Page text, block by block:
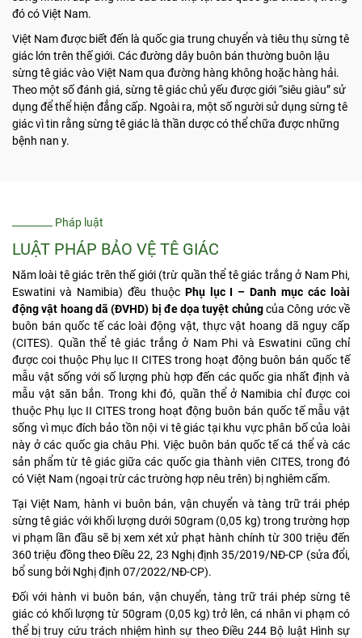
đó có Việt Nam.
Việt Nam được biết đến là quốc gia trung chuyển và tiêu thụ sừng tê
giác lớn trên thế giới. Các đường dây buôn bán thường buôn lậu
sừng tê giác vào Việt Nam qua đường hàng không hoặc hàng hải.
Theo một số đánh giá, sừng tê giác chủ yếu được giới “siêu giàu” sử
dụng để thể hiện đẳng cấp. Ngoài ra, một số người sử dụng sừng tê
giác vì tin rằng sừng tê giác là thần dược có thể chữa được những
bệnh nan y.
Pháp luật
LUẬT PHÁP BẢO VỆ TÊ GIÁC
Năm loài tê giác trên thế giới (trừ quần thể tê giác trắng ở Nam Phi,
Eswatini và Namibia) đều thuộc Phụ lục I – Danh mục các loài
động vật hoang dã (ĐVHD) bị đe dọa tuyệt chủngcủa Công ước về
buôn bán quốc tế các loài động vật, thực vật hoang dã nguy cấp
(CITES). Quần thể tê giác trắng ở Nam Phi và Eswatini cũng chỉ
được coi thuộc Phụ lục II CITES trong hoạt động buôn bán quốc tế
mẫu vật sống với số lượng phù hợp đến các quốc gia nhất định và
mẫu vật săn bắn. Trong khi đó, quần thể ở Namibia chỉ được coi
thuộc Phụ lục II CITES trong hoạt động buôn bán quốc tế mẫu vật
sống vì mục đích bảo tồn nội vi tê giác tại khu vực phân bố của loài
này ở các quốc gia châu Phi. Việc buôn bán quốc tế cá thể và các
sản phẩm từ tê giác giữa các quốc gia thành viên CITES, trong đó
có Việt Nam (ngoại trừ các trường hợp nêu trên) bị nghiêm cấm.
Tại Việt Nam, hành vi buôn bán, vận chuyển và tàng trữ trái phép
sừng tê giác với khối lượng dưới 50gram (0,05 kg) trong trường hợp
vi phạm lần đầu sẽ bị xem xét xử phạt hành chính từ 300 triệu đến
360 triệu đồng theo Điều 22, 23 Nghị định 35/2019/NĐ-CP (sửa đổi,
bổ sung bởi Nghị định 07/2022/NĐ-CP).
Đối với hành vi buôn bán, vận chuyển, tàng trữ trái phép sừng tê
giác có khối lượng từ 50gram (0,05 kg) trở lên, cá nhân vi phạm có
thể bị truy cứu trách nhiệm hình sự theo Điều 244 Bộ luật Hình sự